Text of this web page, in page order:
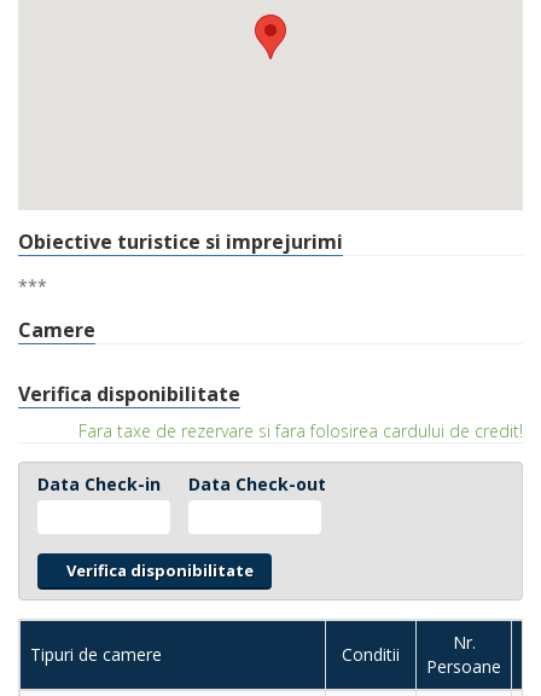
Obiective turistice si imprejurimi
***
Camere
Verifica disponibilitate
Fara taxe de rezervare si fara folosirea cardului de credit!
Data Check-in Data Check-out
Tipuri de camere Conditii
Nr.
Persoane